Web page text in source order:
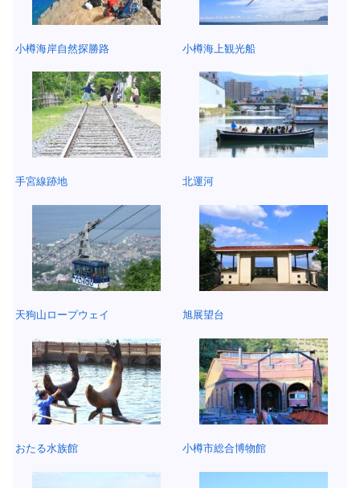
小樽海岸自然探勝路
手宮線跡地
天狗山ロープウェイ
おたる水族館
小樽海上観光船
北運河
旭展望台
小樽市総合博物館